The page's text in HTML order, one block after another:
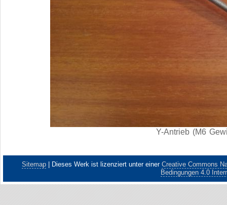
Y-Antrieb (M6
Sitemap Dieses Werk ist lizenziert unter einer Creative Commons
Bedingungen 4.0